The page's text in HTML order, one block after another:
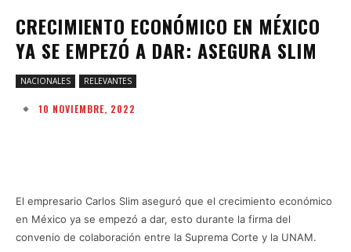
CRECIMIENTO ECONÓMICO EN MÉXICO
YA SE EMPEZÓ A DAR: ASEGURA SLIM
NACIONALES RELEVANTES
10 NOVIEMBRE, 2022
El empresario Carlos Slim aseguró que el crecimiento económico
en México ya se empezó a dar, esto durante la firma del
convenio de colaboración entre la Suprema Corte y la UNAM.